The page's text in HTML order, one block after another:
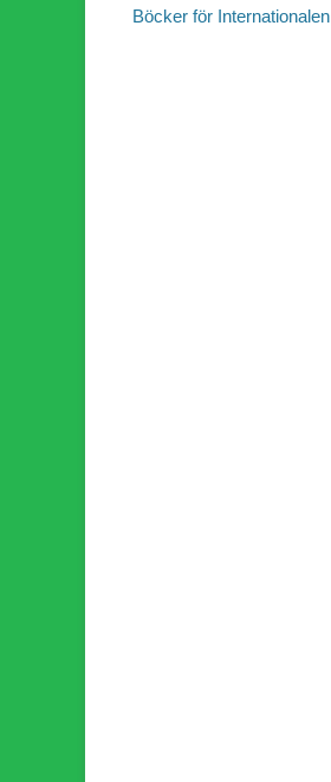
Böcker för Internationalen